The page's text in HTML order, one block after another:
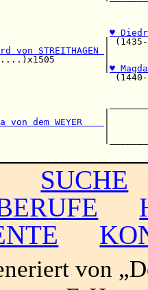
♥
|
von STREITHAGEN
♥
|
von dem WEYER
x1505
SUCHE
von